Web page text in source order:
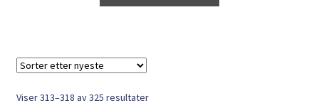
Viser 313–318 av 325 resultaterSortert